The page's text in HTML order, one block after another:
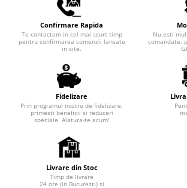
Confirmare Rapida
Te contactam in cel mai scurt timp
pentru confirmarea comenzii lansate
in site.
Nu esti
comandate,
Fidelizare
Prin programul nostru de fidelizare,
primesti beneficii si reduceri
speciale. Alatura-te acum!
Livrare din Stoc
Timp de livrare
24 ore (in Bucuresti) si